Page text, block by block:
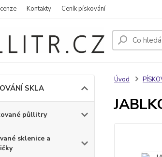
Kontakty Ceník pískování
SKLA
půllitry
sklenice a
Úvod